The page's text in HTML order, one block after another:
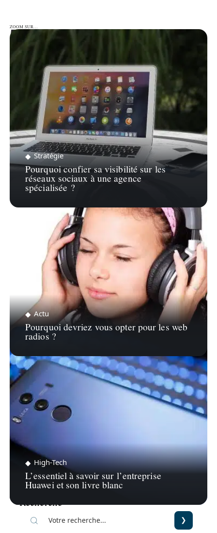
ZOOM SUR…
ZOOM SUR…
Stratégie
Pourquoi confier sa visibilité sur les
réseaux sociaux à une agence
spécialisée ?
Actu
Pourquoi devriez vous opter pour les web
radios ?
High-Tech
L’essentiel à savoir sur l’entreprise
Huawei et son livre blanc
Recherche